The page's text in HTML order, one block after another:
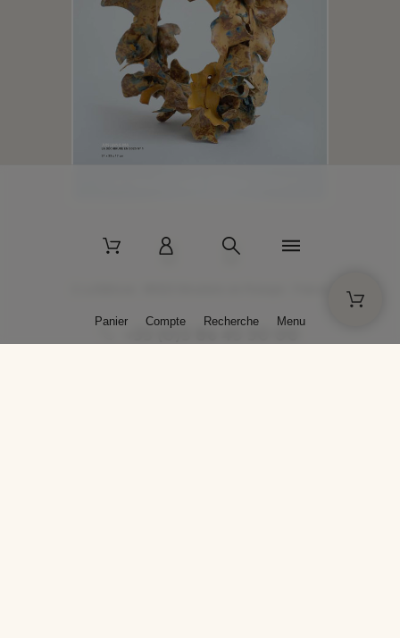
+33 (0)3 86 45 50 00
Panier Compte Recherche Menu